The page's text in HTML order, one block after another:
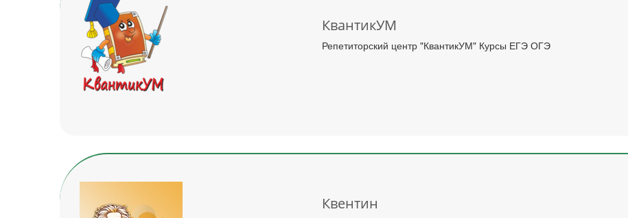
КвантикУМ
Репетиторский центр "КвантикУМ" Курсы ЕГЭ ОГЭ
Квентин